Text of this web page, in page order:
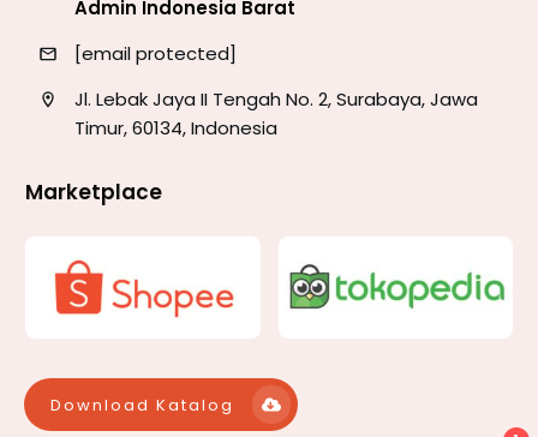
Admin Indonesia Barat
[email protected]
Jl. Lebak Jaya II Tengah No. 2, Surabaya, Jawa
Timur, 60134, Indonesia
Marketplace
Download Katalog